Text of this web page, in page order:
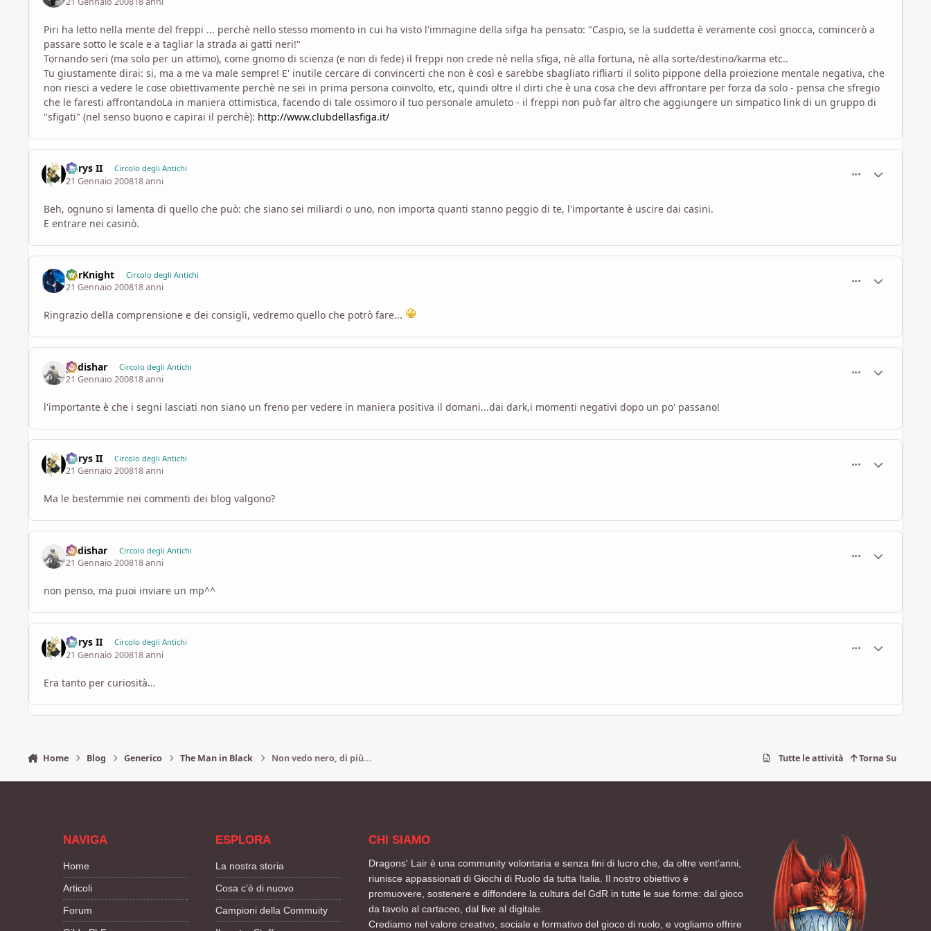
Piri ha letto nella mente del freppi ... perchè nello stesso momento in cui ha visto l'immagine della sifga ha pensato: "Caspio, se la suddetta è veramente così gnocca, comincerò a
passare sotto le scale e a tagliar la strada ai gatti neri!"
Tornando seri (ma solo per un attimo), come gnomo di scienza (e non di fede) il freppi non crede nè nella sfiga, nè alla fortuna, nè alla sorte/destino/karma etc..
Tu giustamente dirai: si, ma a me va male sempre! E' inutile cercare di convincerti che non è così e sarebbe sbagliato rifliarti il solito pippone della proiezione mentale negativa, che
non riesci a vedere le cose obiettivamente perchè ne sei in prima persona coinvolto, etc, quindi oltre il dirti che è una cosa che devi affrontare per forza da solo - pensa che sfregio
che le faresti affrontandoLa in maniera ottimistica, facendo di tale ossimoro il tuo personale amuleto - il freppi non può far altro che aggiungere un simpatico link di un gruppo di
"sfigati" (nel senso buono e capirai il perchè): http://www.clubdellasfiga.it/
Aerys II Circolo degli Antichi
21 Gennaio 200818 anni
Beh, ognuno si lamenta di quello che può: che siano sei miliardi o uno, non importa quanti stanno peggio di te, l'importante è uscire dai casini.
E entrare nei casinò.
DarKnight Circolo degli Antichi
21 Gennaio 200818 anni
Ringrazio della comprensione e dei consigli, vedremo quello che potrò fare...
padishar Circolo degli Antichi
21 Gennaio 200818 anni
l'importante è che i segni lasciati non siano un freno per vedere in maniera positiva il domani...dai dark,i momenti negativi dopo un po' passano!
Aerys II Circolo degli Antichi
21 Gennaio 200818 anni
Ma le bestemmie nei commenti dei blog valgono?
padishar Circolo degli Antichi
21 Gennaio 200818 anni
non penso, ma puoi inviare un mp^^
Aerys II Circolo degli Antichi
21 Gennaio 200818 anni
Era tanto per curiosità...
Home Blog Generico The Man in Black Non vedo nero, di più... Tutte le attività Torna Su
NAVIGA
Home
Articoli
Forum
ESPLORA
La nostra storia
Cosa c'è di nuovo
Campioni della Commuity
CHI SIAMO
Dragons' Lair è una community volontaria e senza fini di lucro che, da oltre vent’anni,
riunisce appassionati di Giochi di Ruolo da tutta Italia. Il nostro obiettivo è
promuovere, sostenere e diffondere la cultura del GdR in tutte le sue forme: dal gioco
da tavolo al cartaceo, dal live al digitale.
Crediamo nel valore creativo, sociale e formativo del gioco di ruolo, e vogliamo offrire